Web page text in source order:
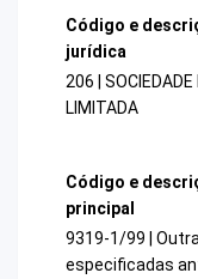
Código e
jurídica
206 |
LIMITADA
Código e
principal
9319-1/99 |
especificadas